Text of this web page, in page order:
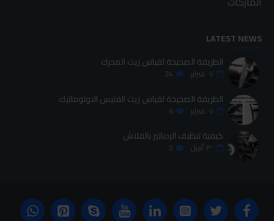
LATEST NEWS
الطريقة الصحيحة لقياس زيت المحرك
٠٧ فبراير 24
الطريقة الصحيحة لقياس زيت الفتيس الاوتوماتيك
٠٧ فبراير 6
كيفية تنظيف الردياتير بالفلاش
٣٠ أبريل 5